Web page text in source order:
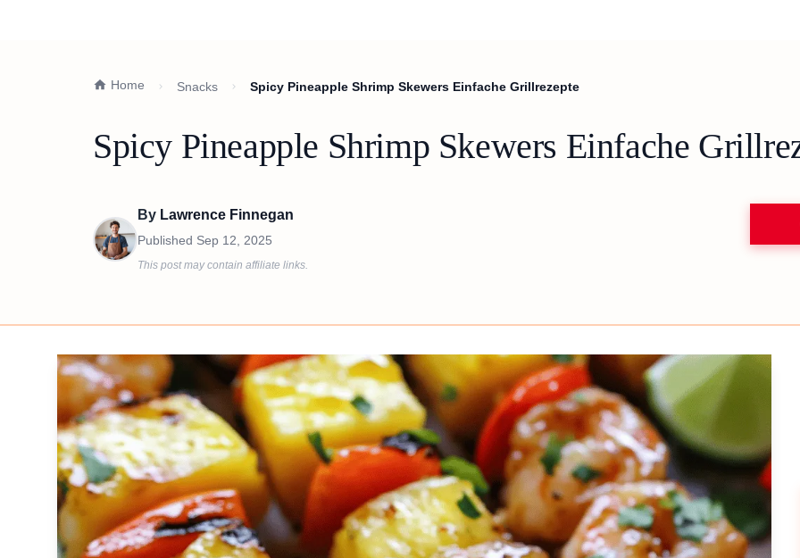
Home Snacks Spicy Pineapple Shrimp Skewers Einfache Grillrezepte
Spicy Pineapple Shrimp Skewers Einfache
By Lawrence Finnegan
Published Sep 12, 2025
This post may contain affiliate links.